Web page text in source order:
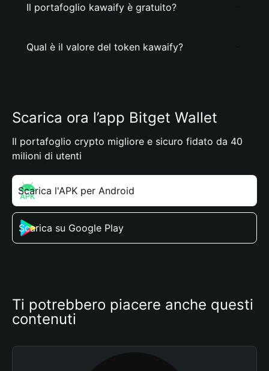
Il portafoglio kawaify è gratuito?
Qual è il valore del token kawaify?
Scarica ora l’app Bitget Wallet
Il portafoglio crypto migliore e sicuro fidato da 40
milioni di utenti
Scarica l'APK per Android
Scarica su Google Play
Ti potrebbero piacere anche questi
contenuti